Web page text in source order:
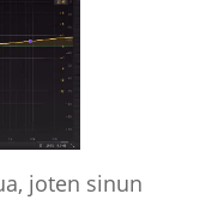
joten sinun